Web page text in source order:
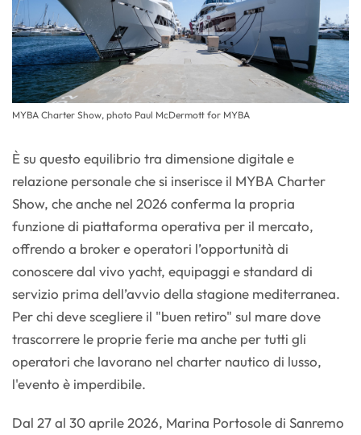
MYBA Charter Show, photo Paul McDermott for MYBA
È su questo equilibrio tra dimensione digitale e
relazione personale che si inserisce il MYBA Charter
Show, che anche nel 2026 conferma la propria
funzione di piattaforma operativa per il mercato,
offrendo a broker e operatori l’opportunità di
conoscere dal vivo yacht, equipaggi e standard di
servizio prima dell’avvio della stagione mediterranea.
Per chi deve scegliere il "buen retiro" sul mare dove
trascorrere le proprie ferie ma anche per tutti gli
operatori che lavorano nel charter nautico di lusso,
l'evento è imperdibile.
Dal 27 al 30 aprile 2026, Marina Portosole di Sanremo